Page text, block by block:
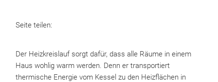
Seite teilen:
Der Heizkreislauf sorgt dafür, dass alle Räume in einem
Haus wohlig warm werden. Denn er transportiert
thermische Energie vom Kessel zu den Heizflächen in